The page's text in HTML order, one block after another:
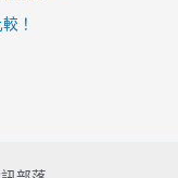
！